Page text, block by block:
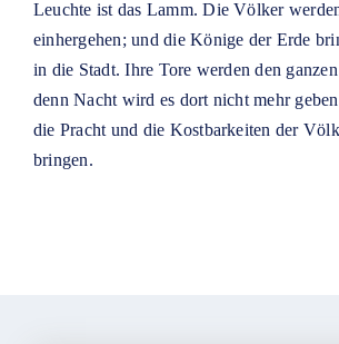
Leuchte ist das Lamm. Die Völker
einhergehen; und die Könige der Erde
in die Stadt. Ihre Tore werden den
denn Nacht wird es dort nicht mehr
die Pracht und die Kostbarkeiten der
bringen.